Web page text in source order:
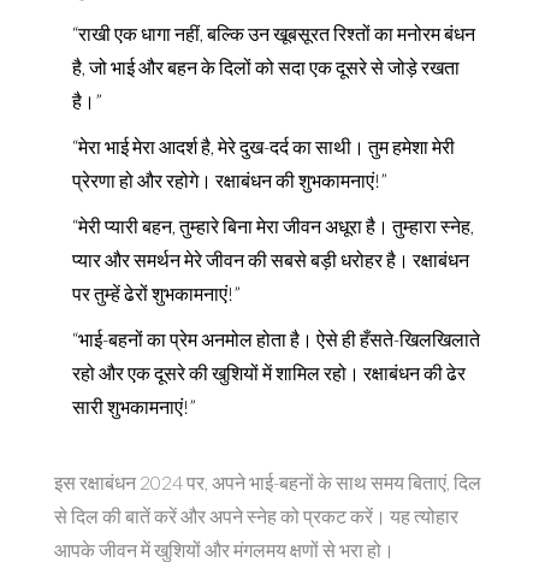
“राखी एक धागा नहीं, बल्कि उन खूबसूरत रिश्तों का मनोरम बंधन
है, जो भाई और बहन के दिलों को सदा एक दूसरे से जोड़े रखता
है।”
“मेरा भाई मेरा आदर्श है, मेरे दुख-दर्द का साथी। तुम हमेशा मेरी
प्रेरणा हो और रहोगे। रक्षाबंधन की शुभकामनाएं!”
“मेरी प्यारी बहन, तुम्हारे बिना मेरा जीवन अधूरा है। तुम्हारा स्नेह,
प्यार और समर्थन मेरे जीवन की सबसे बड़ी धरोहर है। रक्षाबंधन
पर तुम्हें ढेरों शुभकामनाएं!”
“भाई-बहनों का प्रेम अनमोल होता है। ऐसे ही हँसते-खिलखिलाते
रहो और एक दूसरे की खुशियों में शामिल रहो। रक्षाबंधन की ढेर
सारी शुभकामनाएं!”
इस रक्षाबंधन 2024 पर, अपने भाई-बहनों के साथ समय बिताएं, दिल
से दिल की बातें करें और अपने स्नेह को प्रकट करें। यह त्योहार
आपके जीवन में खुशियों और मंगलमय क्षणों से भरा हो।